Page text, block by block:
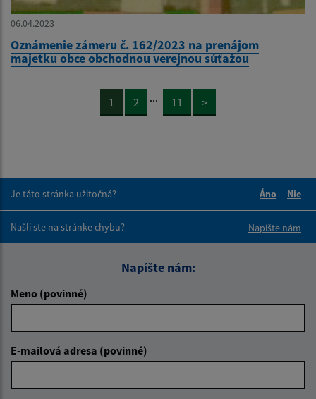
06.04.2023
Oznámenie zámeru č. 162/2023 na prenájom
majetku obce obchodnou verejnou súťažou
1 2 ... 11 >
Je táto stránka užitočná?
Áno
Nie
Našli ste na stránke chybu?
Napíšte nám
Napíšte nám:
Meno (povinné)
E-mailová adresa (povinné)